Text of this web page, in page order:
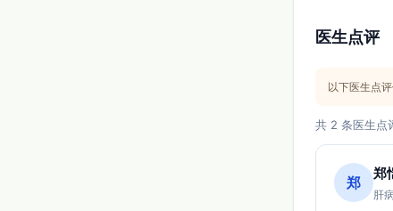
医生点评
以下医生点
共 2 条医生点
郑 郑
肝